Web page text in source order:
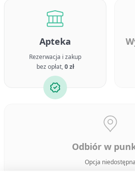
Apteka
Rezerwacja i zakup
bez opłat,0 zł
Odbiór w
Opcja niedostępna